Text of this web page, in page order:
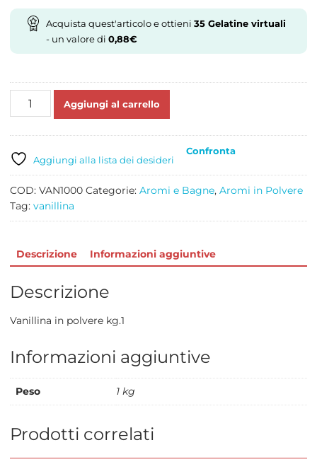
Acquista quest'articolo e ottieni 35Gelatine virtuali
- un valore di 0,88€
VANILLINA
1
quantità
Aggiungi al carrello
Aggiungi alla lista dei desideri
Confronta
COD: VAN1000 Categorie: Aromi e Bagne, Aromi in Polvere
Tag: vanillina
Descrizione Informazioni aggiuntive
Descrizione
Vanillina in polvere kg.1
Informazioni aggiuntive
Peso 1 kg
Prodotti correlati